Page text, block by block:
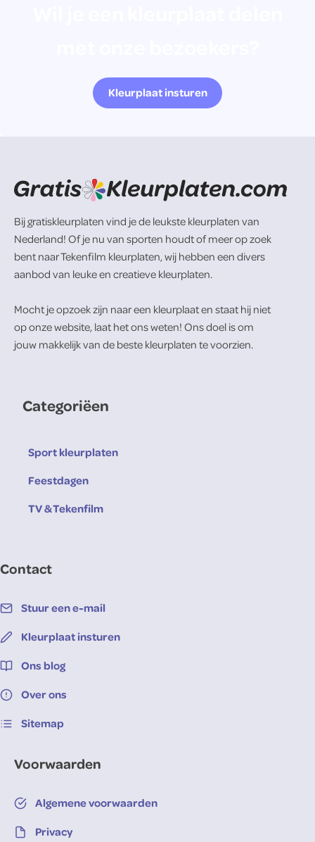
Kleurplaat insturen
Bij gratiskleurplaten vind je de leukste kleurplaten van
Nederland! Of je nu van sporten houdt of meer op zoek
bent naar Tekenfilm kleurplaten, wij hebben een divers
aanbod van leuke en creatieve kleurplaten.
Mocht je opzoek zijn naar een kleurplaat en staat hij niet
op onze website, laat het ons weten! Ons doel is om
jouw makkelijk van de beste kleurplaten te voorzien.
Categoriëen
Sport kleurplaten
Feestdagen
TV & Tekenfilm
Contact
Stuur een e-mail
Kleurplaat insturen
Ons blog
Over ons
Sitemap
Voorwaarden
Algemene voorwaarden
Privacy